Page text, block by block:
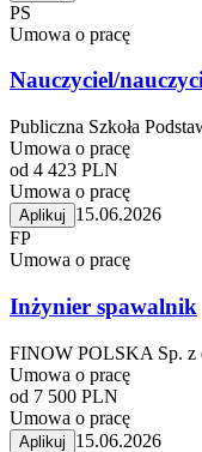
PS
Umowa o pracę
Nauczyciel/
Publiczna Szkoła
Umowa o pracę
od 4 423 PLN
Umowa o pracę
Aplikuj
15.06.2026
FP
Umowa o pracę
Inżynier spawalnik
FINOW POLSKA Sp. z
Umowa o pracę
od 7 500 PLN
Umowa o pracę
Aplikuj
15.06.2026